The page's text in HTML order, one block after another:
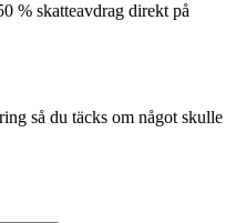
% skatteavdrag direkt på
så du täcks om något skulle